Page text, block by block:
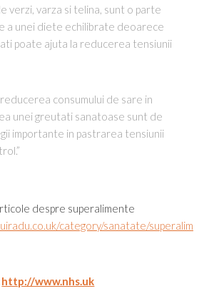
verzi, varza si telina, sunt o parte
a unei diete echilibrate deoarece
poate ajuta la reducerea tensiunii
consumului de sare in
unei greutati sanatoase sunt de
importante in pastrarea tensiunii
despre superalimente
category/sanatate/
http://www.nhs.uk